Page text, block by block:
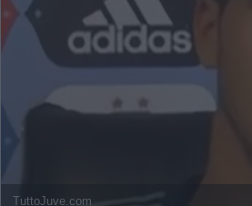
TuttoJuve.com